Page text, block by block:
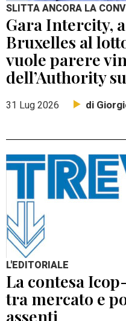
SLITTA ANCORA LA
Gara Intercity,
Bruxelles al
vuole parere
dell’Authority
31 Lug 2026 di
L'EDITORIALE
La contesa
tra mercato e
assenti